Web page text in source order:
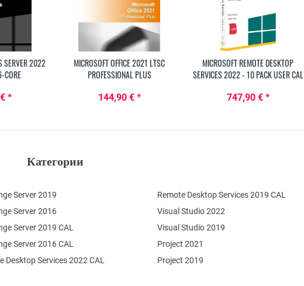
SERVER 2022
CORE
*
MICROSOFT OFFICE 2021 LTSC
PROFESSIONAL PLUS
144,90 € *
MICROSOFT REMOTE DESKTOP
SERVICES 2022 - 10 PACK USER CAL
747,90 € *
Категории
Server 2019
Server 2016
Desktop Services 2022 CAL
Remote Desktop Services 2019 CAL
Server 2019 CAL
Server 2016 CAL
Visual Studio 2022
Visual Studio 2019
Project 2021
Project 2019